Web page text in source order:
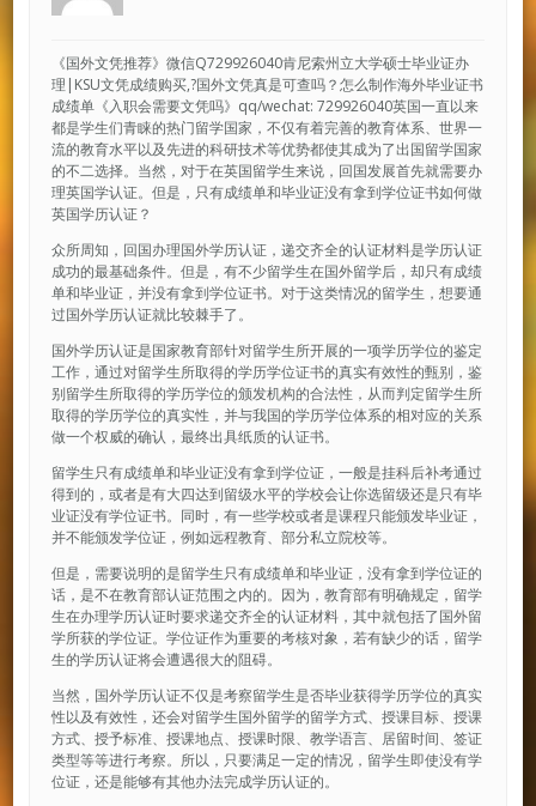
《国外文凭推荐》微信Q729926040肯尼索州立大学硕士毕业证办
理|KSU文凭成绩购买,?国外文凭真是可查吗？怎么制作海外毕业证书
成绩单《入职会需要文凭吗》qq/wechat: 729926040英国一直以来
都是学生们青睐的热门留学国家，不仅有着完善的教育体系、世界一
流的教育水平以及先进的科研技术等优势都使其成为了出国留学国家
的不二选择。当然，对于在英国留学生来说，回国发展首先就需要办
理英国学认证。但是，只有成绩单和毕业证没有拿到学位证书如何做
英国学历认证？
众所周知，回国办理国外学历认证，递交齐全的认证材料是学历认证
成功的最基础条件。但是，有不少留学生在国外留学后，却只有成绩
单和毕业证，并没有拿到学位证书。对于这类情况的留学生，想要通
过国外学历认证就比较棘手了。
国外学历认证是国家教育部针对留学生所开展的一项学历学位的鉴定
工作，通过对留学生所取得的学历学位证书的真实有效性的甄别，鉴
别留学生所取得的学历学位的颁发机构的合法性，从而判定留学生所
取得的学历学位的真实性，并与我国的学历学位体系的相对应的关系
做一个权威的确认，最终出具纸质的认证书。
留学生只有成绩单和毕业证没有拿到学位证，一般是挂科后补考通过
得到的，或者是有大四达到留级水平的学校会让你选留级还是只有毕
业证没有学位证书。同时，有一些学校或者是课程只能颁发毕业证，
并不能颁发学位证，例如远程教育、部分私立院校等。
但是，需要说明的是留学生只有成绩单和毕业证，没有拿到学位证的
话，是不在教育部认证范围之内的。因为，教育部有明确规定，留学
生在办理学历认证时要求递交齐全的认证材料，其中就包括了国外留
学所获的学位证。学位证作为重要的考核对象，若有缺少的话，留学
生的学历认证将会遭遇很大的阻碍。
当然，国外学历认证不仅是考察留学生是否毕业获得学历学位的真实
性以及有效性，还会对留学生国外留学的留学方式、授课目标、授课
方式、授予标准、授课地点、授课时限、教学语言、居留时间、签证
类型等等进行考察。所以，只要满足一定的情况，留学生即使没有学
位证，还是能够有其他办法完成学历认证的。